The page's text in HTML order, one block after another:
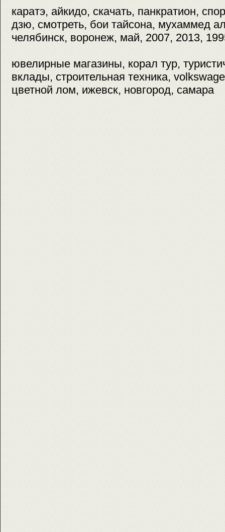
каратэ, айкидо, скачать, панкратион,
дзю, смотреть, бои тайсона, мухаммед
челябинск, воронеж, май, 2007, 2013,
ювелирные магазины, корал тур,
вклады, строительная техника,
цветной лом, ижевск, новгород, самара